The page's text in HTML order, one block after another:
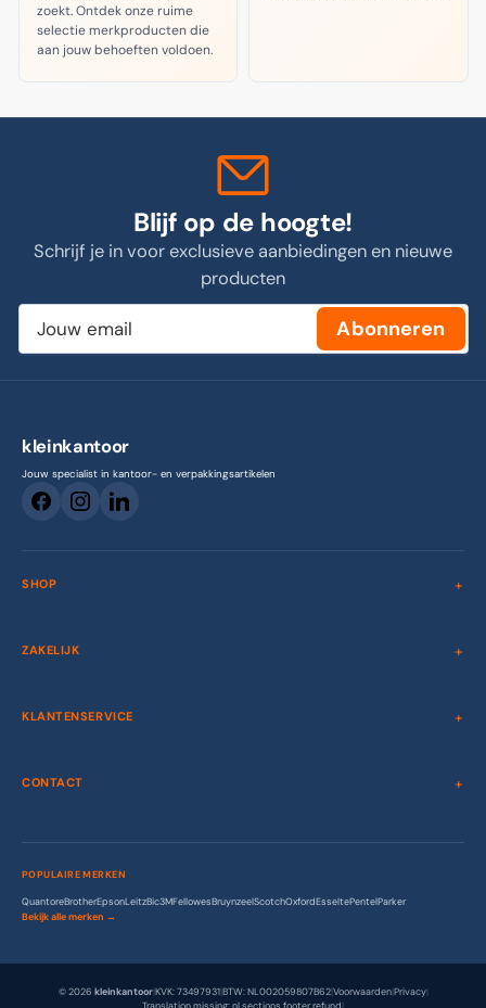
zoekt. Ontdek onze ruime
selectie merkproducten die
aan jouw behoeften voldoen.
Blijf op de hoogte!
Schrijf je in voor exclusieve aanbiedingen en nieuwe
producten
Jouw
email
Abonneren
kleinkantoor
Jouw specialist in kantoor- en verpakkingsartikelen
SHOP
ZAKELIJK
KLANTENSERVICE
CONTACT
POPULAIRE MERKEN
QuantoreBrotherEpsonLeitzBic3MFellowesBruynzeelScotchOxfordEsseltePentelParker
Bekijk alle merken →
© 2026 kleinkantoor|KVK: 73497931|BTW: NL002059807B62|Voorwaarden|Privacy|